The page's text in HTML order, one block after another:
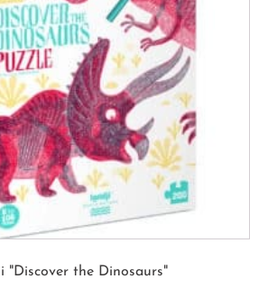
"Discover the Dinosaurs"